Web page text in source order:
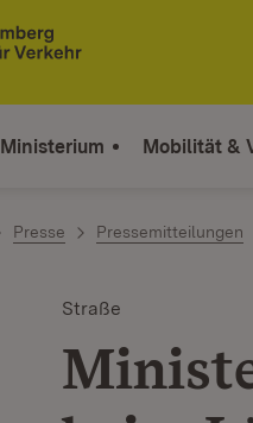
Ministerium Mobilität &
Presse Pressemitteilungen
Straße